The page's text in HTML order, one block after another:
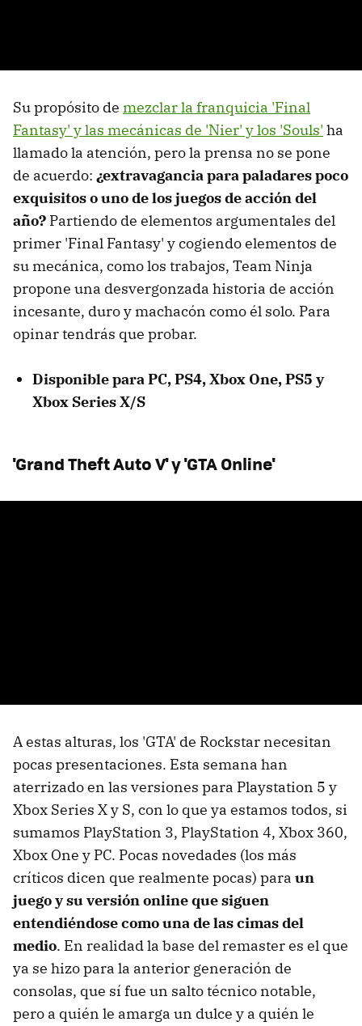
Su propósito de mezclar la franquicia 'Final
Fantasy' y las mecánicas de 'Nier' y los 'Souls' ha
llamado la atención, pero la prensa no se pone
de acuerdo: ¿extravagancia para paladares poco
exquisitos o uno de los juegos de acción del
año? Partiendo de elementos argumentales del
primer 'Final Fantasy' y cogiendo elementos de
su mecánica, como los trabajos, Team Ninja
propone una desvergonzada historia de acción
incesante, duro y machacón como él solo. Para
opinar tendrás que probar.
Disponible para PC, PS4, Xbox One, PS5 y
Xbox Series X/S
'Grand Theft Auto V' y 'GTA Online'
A estas alturas, los 'GTA' de Rockstar necesitan
pocas presentaciones. Esta semana han
aterrizado en las versiones para Playstation 5 y
Xbox Series X y S, con lo que ya estamos todos, si
sumamos PlayStation 3, PlayStation 4, Xbox 360,
Xbox One y PC. Pocas novedades (los más
críticos dicen que realmente pocas) para un
juego y su versión online que siguen
entendiéndose como una de las cimas del
medio. En realidad la base del remaster es el que
ya se hizo para la anterior generación de
consolas, que sí fue un salto técnico notable,
pero a quién le amarga un dulce y a quién le